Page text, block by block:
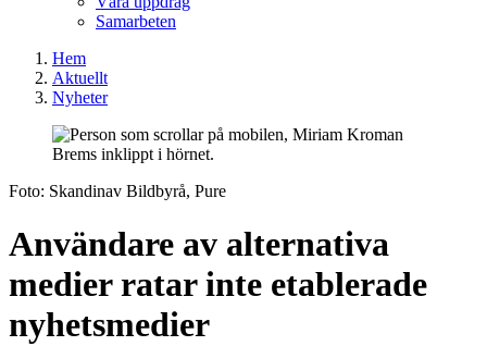
Samarbeten
Hem
Aktuellt
Nyheter
Foto: Skandinav Bildbyrå, Pure
Användare av alternativa
medier ratar inte etablerade
nyhetsmedier